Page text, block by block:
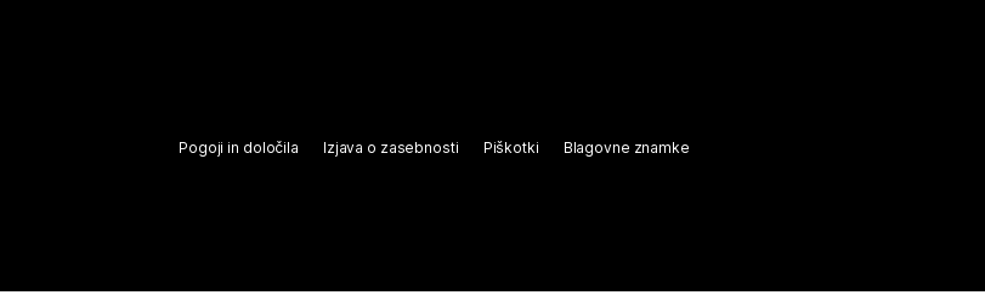
Pogoji in določila Izjava o zasebnosti Piškotki Blagovne znamke